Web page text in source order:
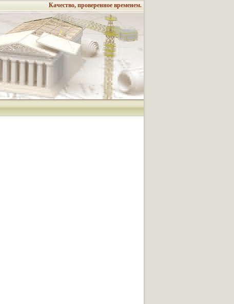
Качество, проверенное временем.